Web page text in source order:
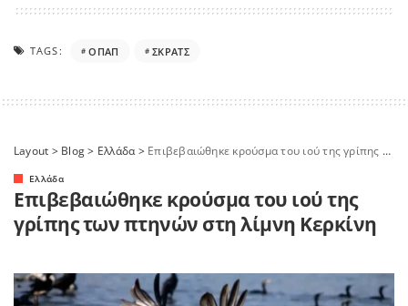
TAGS: ΟΠΑΠ ΣΚΡΑΤΣ
Layout > Blog> Ελλάδα> Επιβεβαιώθηκε κρούσμα του ιού της γρίπης των πτηνών στη λίμνη Κερκίνη
Ελλάδα
Επιβεβαιώθηκε κρούσμα του ιού της
γρίπης των πτηνών στη λίμνη Κερκίνη